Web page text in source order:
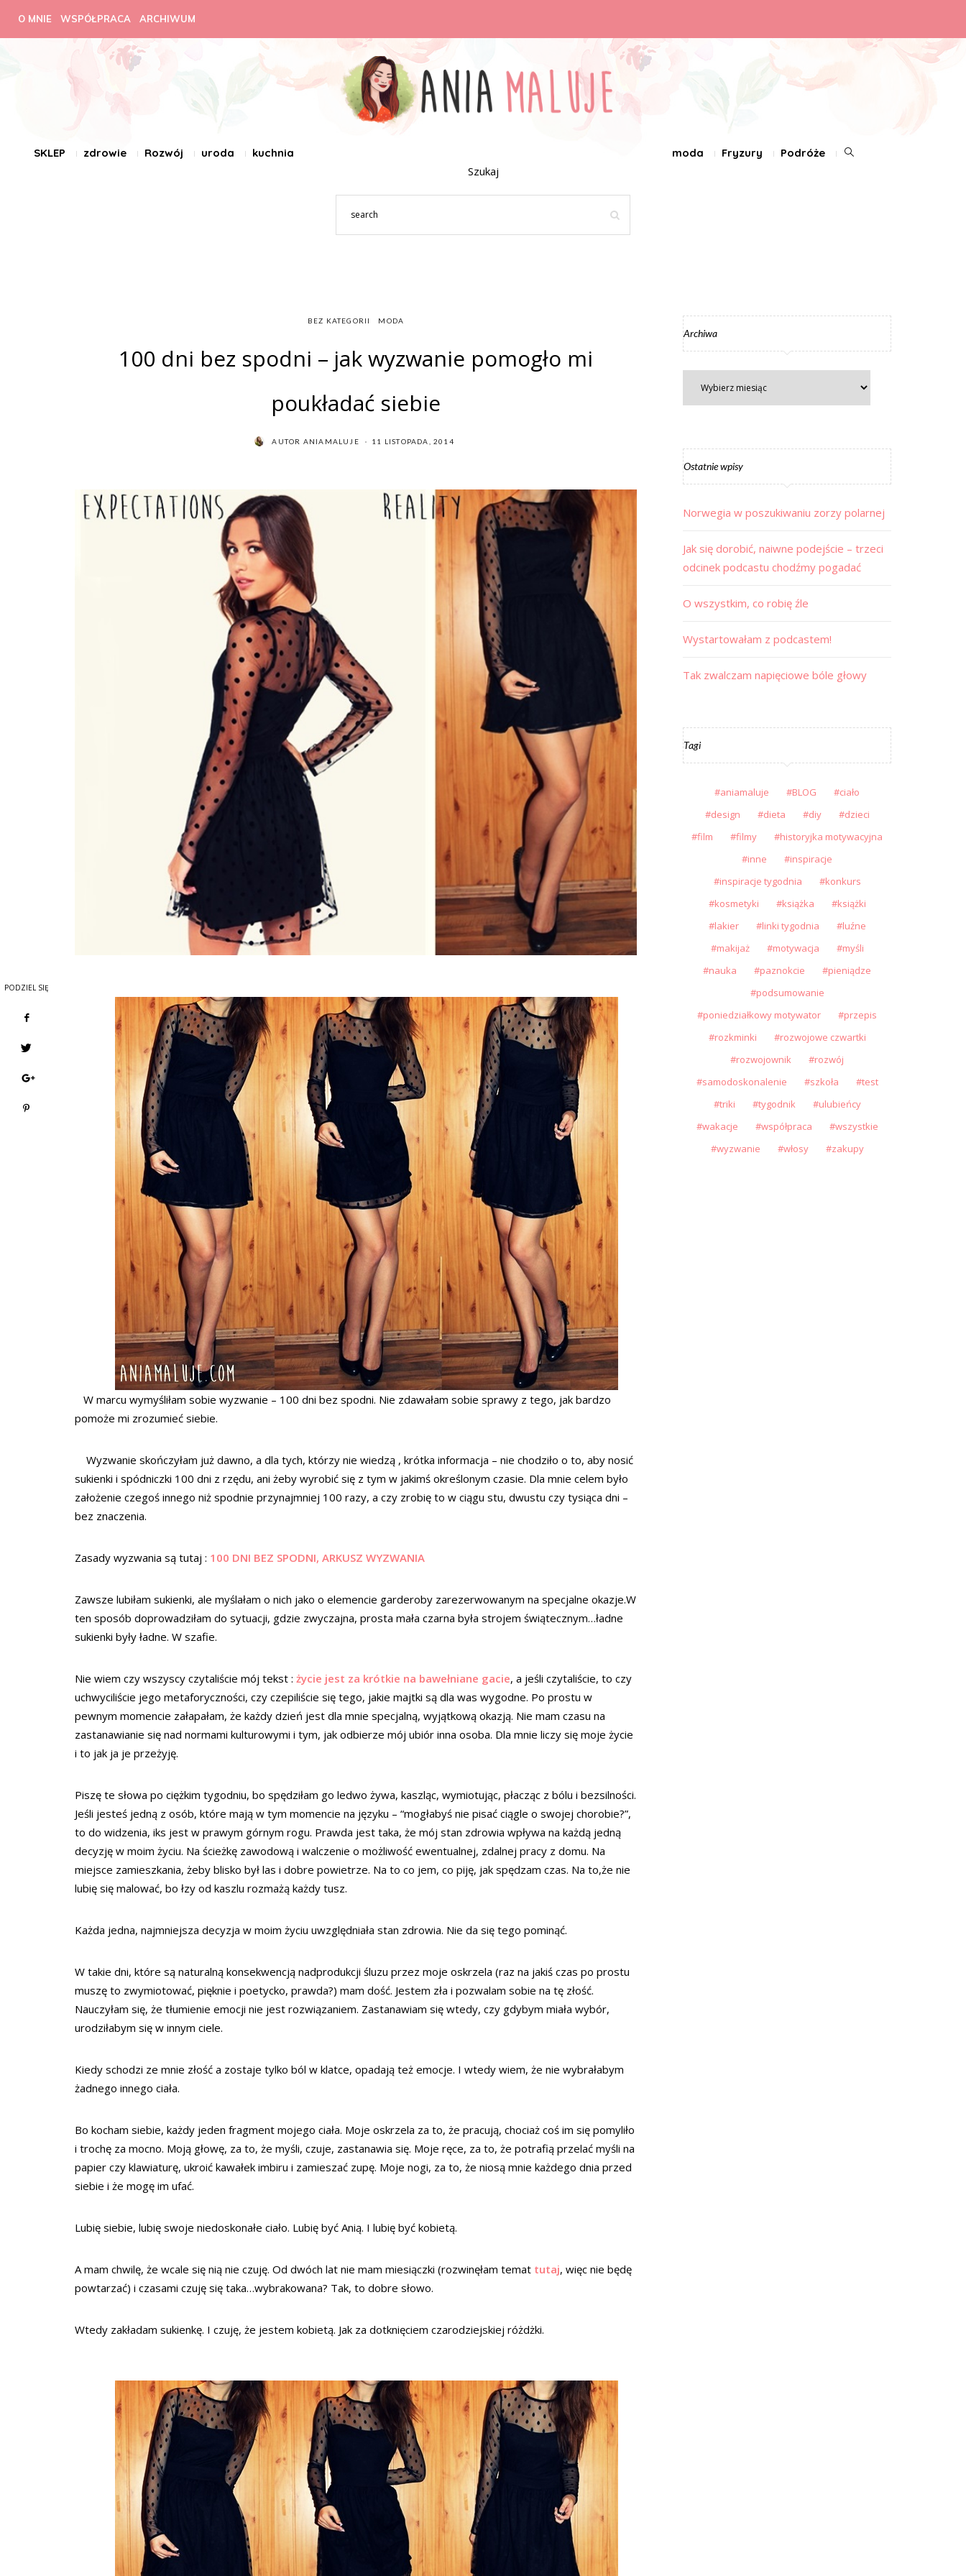
O MNIE WSPÓŁPRACA ARCHIWUM
SKLEP zdrowie Rozwój uroda kuchnia
Szukaj
moda Fryzury Podróże
BEZ KATEGORII MODA
100 dni bez spodni – jak wyzwanie pomogło mi
poukładać siebie
AUTOR ANIAMALUJE
POSTED
11 LISTOPADA, 2014
W marcu wymyśliłam sobie wyzwanie – 100 dni bez spodni. Nie zdawałam sobie sprawy z tego, jak bardzo
pomoże mi zrozumieć siebie.
Wyzwanie skończyłam już dawno, a dla tych, którzy nie wiedzą , krótka informacja – nie chodziło o to, aby nosić
sukienki i spódniczki 100 dni z rzędu, ani żeby wyrobić się z tym w jakimś określonym czasie. Dla mnie celem było
założenie czegoś innego niż spodnie przynajmniej 100 razy, a czy zrobię to w ciągu stu, dwustu czy tysiąca dni –
bez znaczenia.
Zasady wyzwania są tutaj : 100 DNI BEZ SPODNI, ARKUSZ WYZWANIA
Zawsze lubiłam sukienki, ale myślałam o nich jako o elemencie garderoby zarezerwowanym na specjalne okazje.W
ten sposób doprowadziłam do sytuacji, gdzie zwyczajna, prosta mała czarna była strojem świątecznym…ładne
sukienki były ładne. W szafie.
Nie wiem czy wszyscy czytaliście mój tekst : życie jest za krótkie na bawełniane gacie, a jeśli czytaliście, to czy
uchwyciliście jego metaforyczności, czy czepiliście się tego, jakie majtki są dla was wygodne. Po prostu w
pewnym momencie załapałam, że każdy dzień jest dla mnie specjalną, wyjątkową okazją. Nie mam czasu na
zastanawianie się nad normami kulturowymi i tym, jak odbierze mój ubiór inna osoba. Dla mnie liczy się moje życie
i to jak ja je przeżyję.
Piszę te słowa po ciężkim tygodniu, bo spędziłam go ledwo żywa, kaszląc, wymiotując, płacząc z bólu i bezsilności.
Jeśli jesteś jedną z osób, które mają w tym momencie na języku – “mogłabyś nie pisać ciągle o swojej chorobie?”,
to do widzenia, iks jest w prawym górnym rogu. Prawda jest taka, że mój stan zdrowia wpływa na każdą jedną
decyzję w moim życiu. Na ścieżkę zawodową i walczenie o możliwość ewentualnej, zdalnej pracy z domu. Na
miejsce zamieszkania, żeby blisko był las i dobre powietrze. Na to co jem, co piję, jak spędzam czas. Na to,że nie
lubię się malować, bo łzy od kaszlu rozmażą każdy tusz.
Każda jedna, najmniejsza decyzja w moim życiu uwzględniała stan zdrowia. Nie da się tego pominąć.
W takie dni, które są naturalną konsekwencją nadprodukcji śluzu przez moje oskrzela (raz na jakiś czas po prostu
muszę to zwymiotować, pięknie i poetycko, prawda?) mam dość. Jestem zła i pozwalam sobie na tę złość.
Nauczyłam się, że tłumienie emocji nie jest rozwiązaniem. Zastanawiam się wtedy, czy gdybym miała wybór,
urodziłabym się w innym ciele.
Kiedy schodzi ze mnie złość a zostaje tylko ból w klatce, opadają też emocje. I wtedy wiem, że nie wybrałabym
żadnego innego ciała.
Bo kocham siebie, każdy jeden fragment mojego ciała. Moje oskrzela za to, że pracują, chociaż coś im się pomyliło
i trochę za mocno. Moją głowę, za to, że myśli, czuje, zastanawia się. Moje ręce, za to, że potrafią przelać myśli na
papier czy klawiaturę, ukroić kawałek imbiru i zamieszać zupę. Moje nogi, za to, że niosą mnie każdego dnia przed
siebie i że mogę im ufać.
Lubię siebie, lubię swoje niedoskonałe ciało. Lubię być Anią. I lubię być kobietą.
A mam chwilę, że wcale się nią nie czuję. Od dwóch lat nie mam miesiączki (rozwinęłam temat tutaj, więc nie będę
powtarzać) i czasami czuję się taka…wybrakowana? Tak, to dobre słowo.
Wtedy zakładam sukienkę. I czuję, że jestem kobietą. Jak za dotknięciem czarodziejskiej różdżki.
PODZIEL SIĘ
Archiwa
Ostatnie wpisy
Norwegia w poszukiwaniu zorzy polarnej
Jak się dorobić, naiwne podejście – trzeci
odcinek podcastu chodźmy pogadać
O wszystkim, co robię źle
Wystartowałam z podcastem!
Tak zwalczam napięciowe bóle głowy
Tagi
aniamaluje BLOG
ciało
design
dieta diy
dzieci
film
filmy
historyjka motywacyjna
inne
inspiracje
inspiracje tygodnia
konkurs
kosmetyki
książka
książki
lakier
linki tygodnia
luźne
makijaż
motywacja
myśli
nauka
paznokcie
pieniądze
podsumowanie
poniedziałkowy motywator
przepis
rozkminki
rozwojowe czwartki
rozwojownik
rozwój
samodoskonalenie
szkoła
test
triki
tygodnik
ulubieńcy
wakacje
współpraca
wszystkie
wyzwanie
włosy zakupy